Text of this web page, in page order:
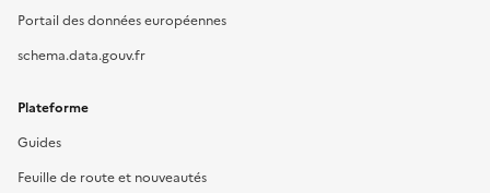
Portail des données européennes
schema.data.gouv.fr
Plateforme
Guides
Feuille de route et nouveautés